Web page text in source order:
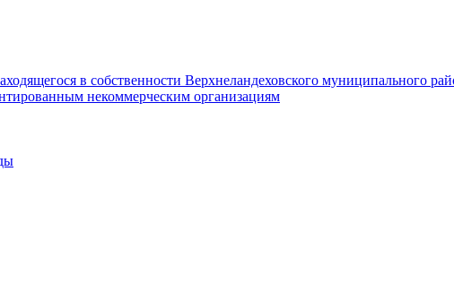
в собственности Верхнеландеховского муниципального
некоммерческим организациям